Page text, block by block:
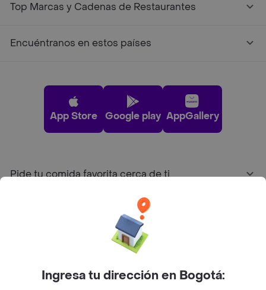
Top Marcas y Cadenas de Restaurantes
Encuéntranos en estos países
App Store Google play AppGallery
Pide tu comida favorita cerca de ti
Sobre RappiIngresa tu dirección en Bogotá: